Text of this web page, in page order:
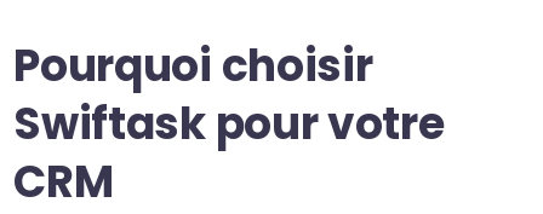
Pourquoi choisir
Swiftask pour votre
CRM